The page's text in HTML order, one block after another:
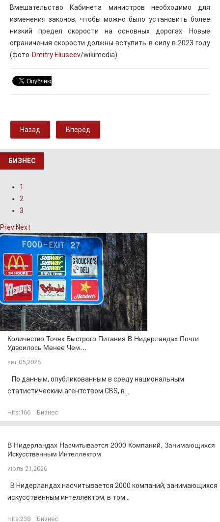
Вмешательство Кабинета министров необходимо для
изменения законов, чтобы можно было установить более
низкий предел скорости на основных дорогах. Новые
ограничения скорости должны вступить в силу в 2023 году
(фото-Dmitry Eliuseev/wikimedia).
Назад Вперёд
БИЗНЕС
1
2
3
Prev Next
Количество Точек Быстрого Питания В Нидерландах Почти
Удвоилось Менее Чем…
авг 05,2026
По данным, опубликованным в среду национальным
статистическим агентством CBS, в...
Hits:166 Бизнес
В Нидерландах Насчитывается 2000 Компаний, Занимающихся
Искусственным Интеллектом
июль 21,2026
В Нидерландах насчитывается 2000 компаний, занимающихся
искусственным интеллектом, в том...
Hits:238 Бизнес